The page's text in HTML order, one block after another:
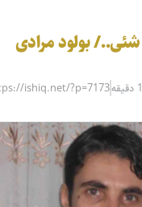
شئی../ بولود مرادی
ishiq.net/?p=7173